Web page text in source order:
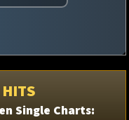
Single Charts: